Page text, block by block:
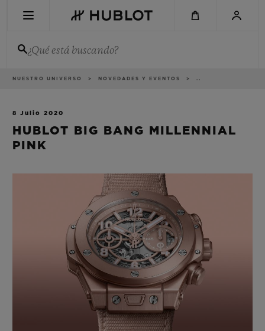
¿Qué está buscando?
Ruta
NUESTRO UNIVERSO NOVEDADES Y EVENTOS ..
8 Julio 2020
HUBLOT BIG BANG MILLENNIAL
PINK
NOVEDADES
BIG BANG
SUMMER MULTI-
COLORED CERAMIC
BIG BANG
PEACH CERAMIC